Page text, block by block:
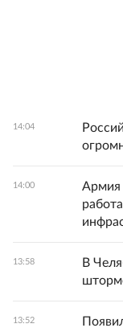
14:04
14:00
Армия
13:58
В
13:52